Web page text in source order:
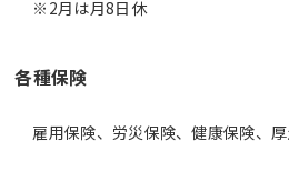
※2月は月8日休
各種保険
雇用保険、労災保険、健康保険、